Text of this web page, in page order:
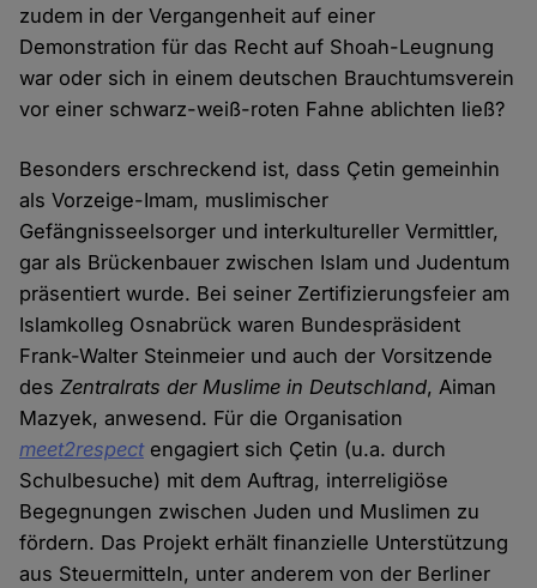
zudem in der Vergangenheit auf einer
Demonstration für das Recht auf Shoah-Leugnung
war oder sich in einem deutschen Brauchtumsverein
vor einer schwarz-weiß-roten Fahne ablichten ließ?
Besonders erschreckend ist, dass Çetin gemeinhin
als Vorzeige-Imam, muslimischer
Gefängnisseelsorger und interkultureller Vermittler,
gar als Brückenbauer zwischen Islam und Judentum
präsentiert wurde. Bei seiner Zertifizierungsfeier am
Islamkolleg Osnabrück waren Bundespräsident
Frank-Walter Steinmeier und auch der Vorsitzende
desZentralrats der Muslime in Deutschland, Aiman
Mazyek, anwesend. Für die Organisation
meet2respectengagiert sich Çetin (u.a. durch
Schulbesuche) mit dem Auftrag, interreligiöse
Begegnungen zwischen Juden und Muslimen zu
fördern. Das Projekt erhält finanzielle Unterstützung
aus Steuermitteln, unter anderem von der Berliner